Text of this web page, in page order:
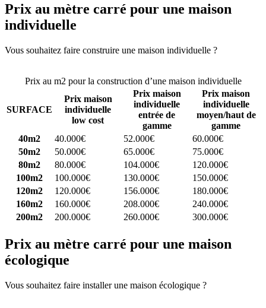
Prix au mètre carré pour une maison
individuelle
Vous souhaitez faire construire une maison individuelle ?
Prix au m2 pour la construction d’une maison individuelle
SURFACE
Prix maison
individuelle
low cost
Prix maison
individuelle
entrée de
gamme
Prix maison
individuelle
moyen/haut de
gamme
40m2
40.000€ 52.000€
60.000€
50m2
50.000€ 65.000€
75.000€
80m2
80.000€ 104.000€
120.000€
100m2
100.000€ 130.000€
150.000€
120m2
120.000€ 156.000€
180.000€
160m2
160.000€ 208.000€
240.000€
200m2
200.000€ 260.000€ 300.000€
Prix au mètre carré pour une maison
écologique
Vous souhaitez faire installer une maison écologique ?